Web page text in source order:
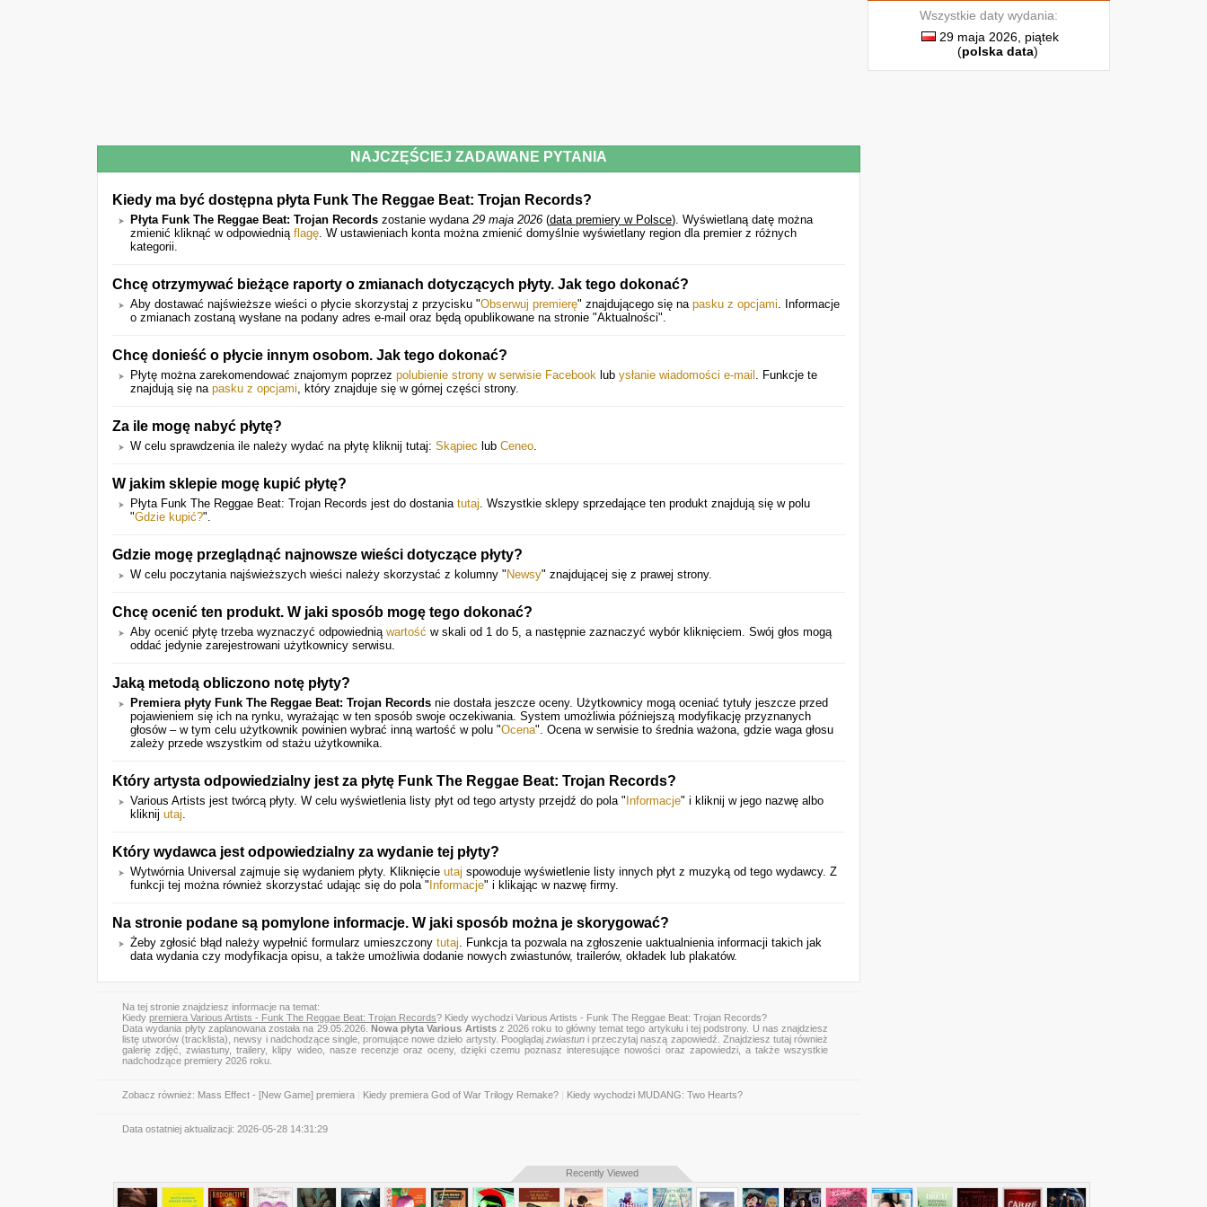
Jungle Lion – Lee Perry & The Upsetters
23. Kinky Fly – Bunny Scott & Lee Perry
Soul Revival – Zap Pow
NAJCZĘŚCIEJ ZADAWANE PYTANIA
Kiedy ma być dostępna płyta Funk The Reggae Beat: Trojan Records?
Płyta Funk The Reggae Beat: Trojan Records zostanie wydana 29 maja 2026 (data premiery w Polsce). Wyświetlaną datę można
zmienić kliknąć w odpowiednią flagę. W ustawieniach konta można zmienić domyślnie wyświetlany region dla premier z różnych
kategorii.
Chcę otrzymywać bieżące raporty o zmianach dotyczących płyty. Jak tego dokonać?
Aby dostawać najświeższe wieści o płycie skorzystaj z przycisku "Obserwuj premierę" znajdującego się na pasku z opcjami. Informacje
o zmianach zostaną wysłane na podany adres e-mail oraz będą opublikowane na stronie "Aktualności".
Chcę donieść o płycie innym osobom. Jak tego dokonać?
Płytę można zarekomendować znajomym poprzez polubienie strony w serwisie Facebook lub ysłanie wiadomości e-mail . Funkcje te
znajdują się na pasku z opcjami, który znajduje się w górnej części strony.
Za ile mogę nabyć płytę?
W celu sprawdzenia ile należy wydać na płytę kliknij tutaj: Skąpiec lub Ceneo.
W jakim sklepie mogę kupić płytę?
Płyta Funk The Reggae Beat: Trojan Records jest do dostania tutaj. Wszystkie sklepy sprzedające ten produkt znajdują się w polu
"Gdzie kupić?".
Gdzie mogę przeglądnąć najnowsze wieści dotyczące płyty?
W celu poczytania najświeższych wieści należy skorzystać z kolumny " Newsy" znajdującej się z prawej strony.
Chcę ocenić ten produkt. W jaki sposób mogę tego dokonać?
Aby ocenić płytę trzeba wyznaczyć odpowiednią wartość w skali od 1 do 5, a następnie zaznaczyć wybór kliknięciem. Swój głos mogą
oddać jedynie zarejestrowani użytkownicy serwisu.
Jaką metodą obliczono notę płyty?
Premiera płyty Funk The Reggae Beat: Trojan Records nie dostała jeszcze oceny. Użytkownicy mogą oceniać tytuły jeszcze przed
pojawieniem się ich na rynku, wyrażając w ten sposób swoje oczekiwania. System umożliwia późniejszą modyfikację przyznanych
głosów – w tym celu użytkownik powinien wybrać inną wartość w polu "Ocena". Ocena w serwisie to średnia ważona, gdzie waga głosu
zależy przede wszystkim od stażu użytkownika.
Który artysta odpowiedzialny jest za płytę Funk The Reggae Beat: Trojan Records?
Various Artists jest twórcą płyty. W celu wyświetlenia listy płyt od tego artysty przejdź do pola " Informacje" i kliknij w jego nazwę albo
kliknij utaj.
Który wydawca jest odpowiedzialny za wydanie tej płyty?
Wytwórnia Universal zajmuje się wydaniem płyty. Kliknięcie utaj spowoduje wyświetlenie listy innych płyt z muzyką od tego wydawcy. Z
funkcji tej można również skorzystać udając się do pola " Informacje" i klikając w nazwę firmy.
Na stronie podane są pomylone informacje. W jaki sposób można je skorygować?
Żeby zgłosić błąd należy wypełnić formularz umieszczony tutaj. Funkcja ta pozwala na zgłoszenie uaktualnienia informacji takich jak
data wydania czy modyfikacja opisu, a także umożliwia dodanie nowych zwiastunów, trailerów, okładek lub plakatów.
Na tej stronie znajdziesz informacje na temat:
Kiedy premiera Various Artists - Funk The Reggae Beat: Trojan Records? Kiedy wychodzi Various Artists - Funk The Reggae Beat: Trojan Records?
Data wydania płyty zaplanowana została na 29.05.2026. Nowa płyta Various Artistsz 2026 roku to główny temat tego artykułu i tej podstrony. U nas znajdziesz
listę utworów (tracklista), newsy i nadchodzące single, promujące nowe dzieło artysty. Pooglądaj zwiastuni przeczytaj naszą zapowiedź. Znajdziesz tutaj również
galerię zdjęć, zwiastuny, trailery, klipy wideo, nasze recenzje oraz oceny, dzięki czemu poznasz interesujące nowości oraz zapowiedzi, a także wszystkie
nadchodzące premiery 2026 roku.
Zobacz również: Mass Effect - [New Game] premiera Kiedy premiera God of War Trilogy Remake? Kiedy wychodzi MUDANG: Two Hearts?
Data ostatniej aktualizacji: 2026-05-28 14:31:29
Wszystkie daty wydania:
29 maja 2026, piątek
(polska data)
Recently Viewed